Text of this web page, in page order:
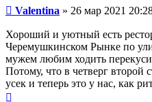
Сообщение
Valentina » 26 мар 2021
Хороший и уютный есть
Черемушкинском Рынке по
мужем любим ходить
Потому, что в четверг второй
усек и теперь это у нас, как